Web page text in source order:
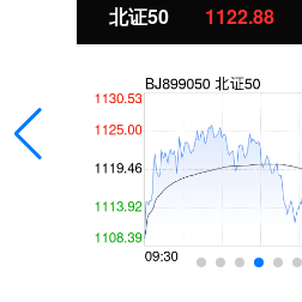
北证50 1122.88